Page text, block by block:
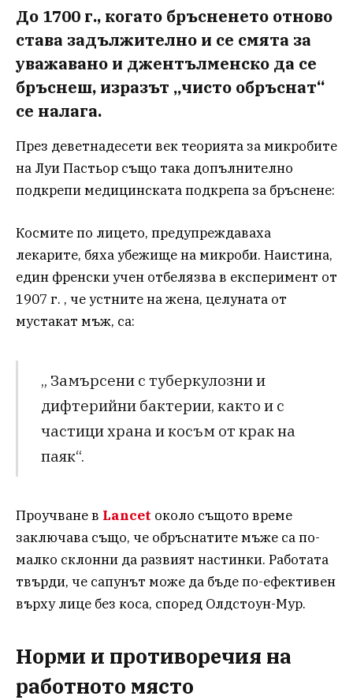
До 1700 г., когато бръсненето отново
става задължително и се смята за
уважавано и джентълменско да се
бръснеш, изразът „чисто обръснат“
се налага.
През деветнадесети век теорията за микробите
на Луи Пастьор също така допълнително
подкрепи медицинската подкрепа за бръснене:
Космите по лицето, предупреждаваха
лекарите, бяха убежище на микроби. Наистина,
един френски учен отбелязва в експеримент от
1907 г. , че устните на жена, целуната от
мустакат мъж, са:
„ Замърсени с туберкулозни и
дифтерийни бактерии, както и с
частици храна и косъм от крак на
паяк“.
Проучване в Lancet около същото време
заключава също, че обръснатите мъже са по-
малко склонни да развият настинки. Работата
твърди, че сапунът може да бъде по-ефективен
върху лице без коса, според Олдстоун-Мур.
Норми и противоречия на
работното място